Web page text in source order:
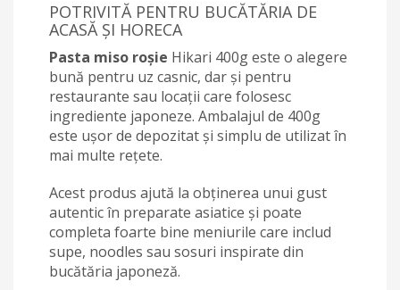
POTRIVITĂ PENTRU BUCĂTĂRIA DE
ACASĂ ȘI HORECA
Pasta miso roșie Hikari 400g este o alegere
bună pentru uz casnic, dar și pentru
restaurante sau locații care folosesc
ingrediente japoneze. Ambalajul de 400g
este ușor de depozitat și simplu de utilizat în
mai multe rețete.
Acest produs ajută la obținerea unui gust
autentic în preparate asiatice și poate
completa foarte bine meniurile care includ
supe, noodles sau sosuri inspirate din
bucătăria japoneză.